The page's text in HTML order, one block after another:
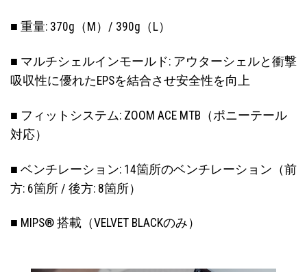
■ 重量: 370g（M）/ 390g（L）
■ マルチシェルインモールド: アウターシェルと衝撃
吸収性に優れたEPSを結合させ安全性を向上
■ フィットシステム: ZOOM ACE MTB（ポニーテール
対応）
■ ベンチレーション: 14箇所のベンチレーション（前
方: 6箇所 / 後方: 8箇所）
■ MIPS® 搭載（VELVET BLACKのみ）